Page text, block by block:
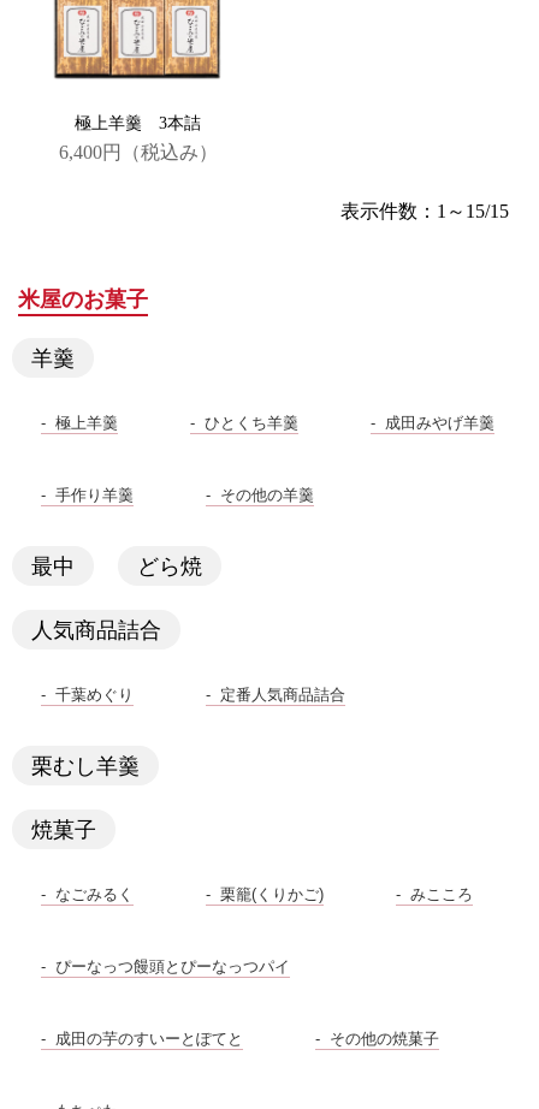
極上羊羹 3本詰
6,400円 （税込み）
表示件数：1～15/15
米屋のお菓子
羊羹
極上羊羹 ひとくち羊羹 成田みやげ羊羹
手作り羊羹 その他の羊羹
最中 どら焼
人気商品詰合
千葉めぐり 定番人気商品詰合
栗むし羊羹
焼菓子
なごみるく 栗籠(くりかご) みこころ
ぴーなっつ饅頭とぴーなっつパイ
成田の芋のすいーとぽてと その他の焼菓子